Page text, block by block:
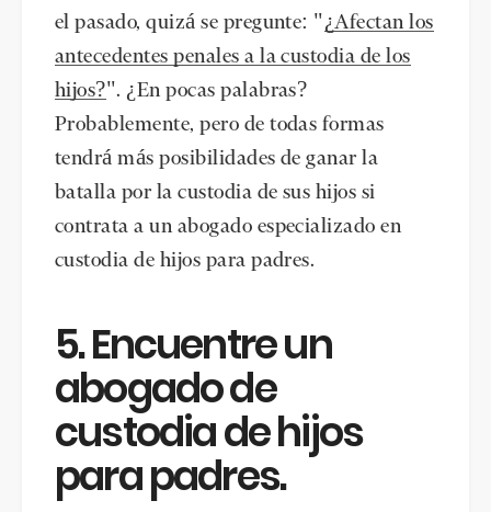
el pasado, quizá se pregunte: " ¿Afectan los
antecedentes penales a la custodia de los
hijos?". ¿En pocas palabras?
Probablemente, pero de todas formas
tendrá más posibilidades de ganar la
batalla por la custodia de sus hijos si
contrata a un abogado especializado en
custodia de hijos para padres.
5. Encuentre un
abogado de
custodia de hijos
para padres.